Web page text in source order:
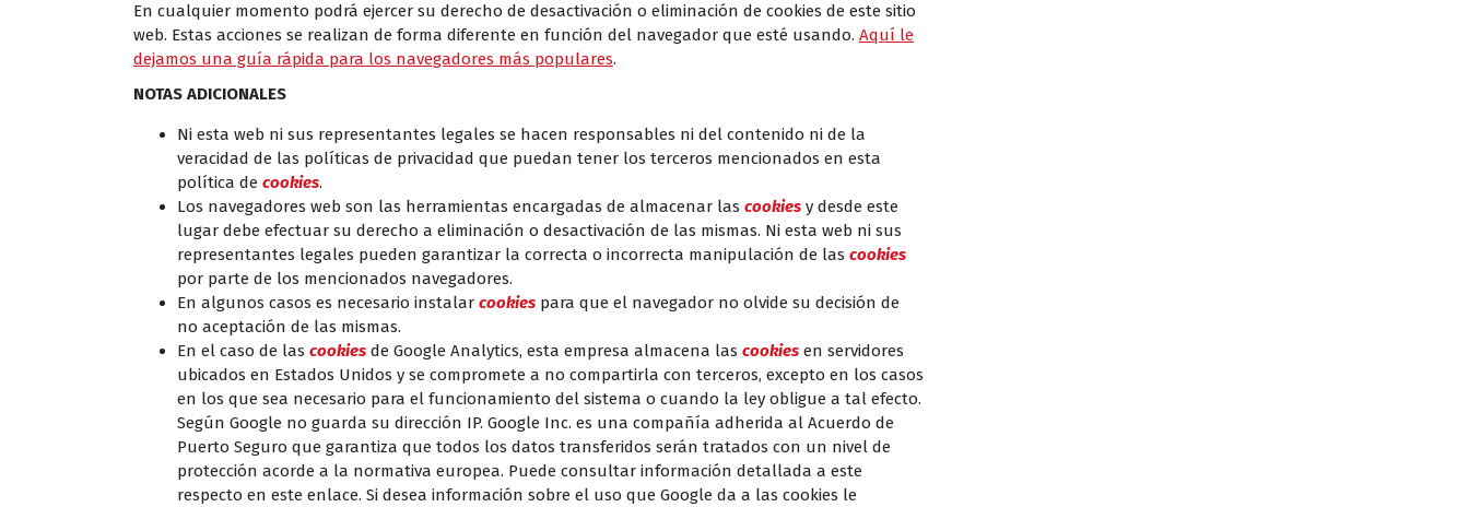
En cualquier momento podrá ejercer su derecho de desactivación o eliminación de cookies de este sitio
web. Estas acciones se realizan de forma diferente en función del navegador que esté usando. Aquí le
dejamos una guía rápida para los navegadores más populares.
NOTAS ADICIONALES
Ni esta web ni sus representantes legales se hacen responsables ni del contenido ni de la
veracidad de las políticas de privacidad que puedan tener los terceros mencionados en esta
política de cookies.
Los navegadores web son las herramientas encargadas de almacenar las cookies y desde este
lugar debe efectuar su derecho a eliminación o desactivación de las mismas. Ni esta web ni sus
representantes legales pueden garantizar la correcta o incorrecta manipulación de las cookies
por parte de los mencionados navegadores.
En algunos casos es necesario instalar cookies para que el navegador no olvide su decisión de
no aceptación de las mismas.
En el caso de las cookies de Google Analytics, esta empresa almacena las cookies en servidores
ubicados en Estados Unidos y se compromete a no compartirla con terceros, excepto en los casos
en los que sea necesario para el funcionamiento del sistema o cuando la ley obligue a tal efecto.
Según Google no guarda su dirección IP. Google Inc. es una compañía adherida al Acuerdo de
Puerto Seguro que garantiza que todos los datos transferidos serán tratados con un nivel de
protección acorde a la normativa europea. Puede consultar información detallada a este
respecto en este enlace. Si desea información sobre el uso que Google da a las cookies le